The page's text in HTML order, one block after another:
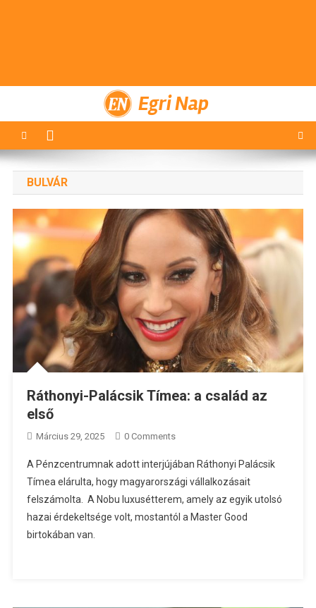
Egri Nap
BULVÁR
Ráthonyi-Palácsik Tímea: a család az
első
Március 29, 2025 0 Comments
A Pénzcentrumnak adott interjújában Ráthonyi Palácsik
Tímea elárulta, hogy magyarországi vállalkozásait
felszámolta. A Nobu luxusétterem, amely az egyik utolsó
hazai érdekeltsége volt, mostantól a Master Good
birtokában van.